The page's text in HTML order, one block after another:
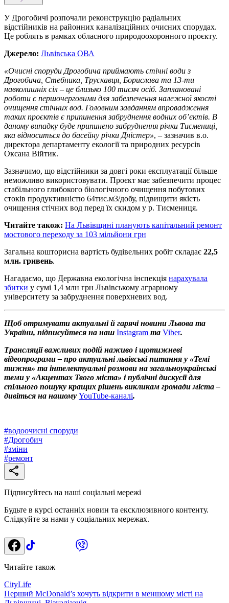
У Дрогобичі розпочали реконструкцію радіальних
відстійників на районних каналізаційних очисних спорудах.
Це роблять в рамках обласного природоохоронного проєкту.
Джерело: Львівська ОВА
«Очисні споруди Дрогобича приймають стічні води з
Дрогобича, Стебника, Трускавця, Борислава та 13-ти
навколишніх сіл – це близько 100 тисяч осіб. Заплановані
роботи є першочерговими для забезпечення належної якості
очищення стічних вод. Головним завданням впровадження
таких проєктів є припинення забруднення водних об’єктів. В
даному випадку буде припинено забруднення річки Тисмениці,
яка відноситься до басейну річки Дністер», – зазначив в.о.
директора департаменту екології та природних ресурсів
Оксана Війтик.
Зазначимо, що відстійники за довгі роки експлуатації більше
неможливо використовувати. Проєкт має забезпечити процес
стабільного глибокого біологічного очищення побутових
стоків продуктивністю 64тис.м3/добу, підвищити якість
очищення стічних вод перед їх скидом у р. Тисмениця.
Читайте також: На Львівщині планують капітальний ремонт
мостового переходу за 103 мільйони грн
Загальна кошторисна вартість будівельних робіт складає 22,5
млн. гривень.
Нагадаємо, що Державна екологічна інспекція нарахувала
збитки у сумі 1,4 млн грн Львівському аграрному
університету за забруднення поверхневих вод.
Щоб отримувати актуальні й гарячі новини Львова та
України, підписуйтеся на наш Instagram та Viber.
Трансляції важливих подій наживо і щотижневі
відеопрограми – про актуальні львівські питання у «Темі
тижня» та інтелектуальні розмови на загальноукраїнські
теми у «Акцентах Твого міста» і публічні дискусії для
спільного пошуку кращих рішень викликам громади міста –
дивіться на нашому YouTube-каналі.
#водоочисні споруди
#Дрогобич
#зміни
#ремонт
Підписуйтесь на наші соціальні мережі
Будьте в курсі останніх новин та ексклюзивного контенту.
Слідкуйте за нами у соціальних мережах.
Читайте також
CityLife
Перший McDonald’s хочуть відкрити в меншому місті на